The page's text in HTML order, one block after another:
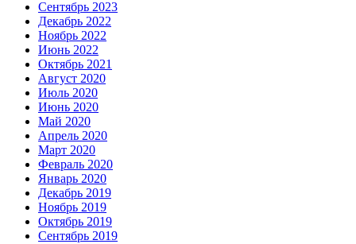
Сентябрь 2023
Декабрь 2022
Ноябрь 2022
Июнь 2022
Октябрь 2021
Август 2020
Июль 2020
Июнь 2020
Май 2020
Апрель 2020
Март 2020
Февраль 2020
Январь 2020
Декабрь 2019
Ноябрь 2019
Октябрь 2019
Сентябрь 2019